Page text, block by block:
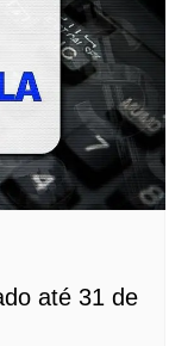
até 31 de